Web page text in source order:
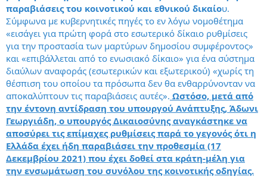
παραβιάσεις του κοινοτικού και εθνικού δικαίου.
Σύμφωνα με κυβερνητικές πηγές το εν λόγω νομοθέτημα
«εισάγει για πρώτη φορά στο εσωτερικό δίκαιο ρυθμίσεις
για την προστασία των μαρτύρων δημοσίου συμφέροντος»
και «επιβάλλεται από το ενωσιακό δίκαιο» για ένα σύστημα
διαύλων αναφοράς (εσωτερικών και εξωτερικού) «χωρίς τη
θέσπιση του οποίου τα πρόσωπα δεν θα ενθαρρύνονταν να
αποκαλύπτουν τις παραβιάσεις αυτές». Ωστόσο, μετά από
την έντονη αντίδραση του υπουργού Ανάπτυξης, Άδωνι
Γεωργιάδη, ο υπουργός Δικαιοσύνης αναγκάστηκε να
αποσύρει τις επίμαχες ρυθμίσεις παρά το γεγονός ότι η
Ελλάδα έχει ήδη παραβιάσει την προθεσμία (17
Δεκεμβρίου 2021) που έχει δοθεί στα κράτη-μέλη για
την ενσωμάτωση του συνόλου της κοινοτικής οδηγίας.